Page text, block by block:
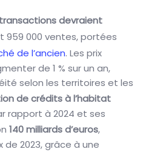
devraient
959 000 ventes, portées
de l’ancien. Les prix
de 1 % sur un an,
selon les territoires et les
de crédits à l’habitat
rapport à 2024 et ses
140 milliards d’euros,
de 2023, grâce à une